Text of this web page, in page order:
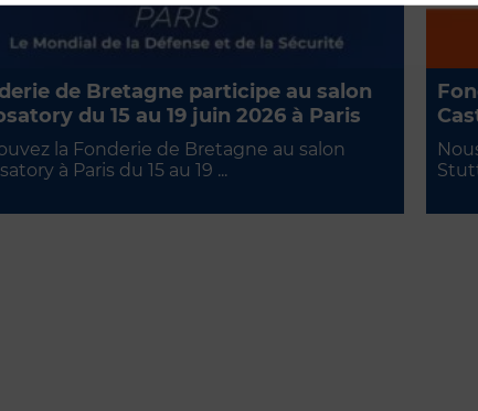
de Bretagne participe au salon
du 15 au 19 juin 2026 à Paris
la Fonderie de Bretagne au salon
à Paris du 15 au 19 ...